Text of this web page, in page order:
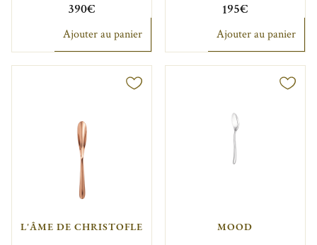
390€
Ajouter au panier
195€
Ajouter au panier
L'ÂME DE CHRISTOFLE MOOD